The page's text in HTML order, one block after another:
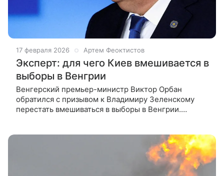
17 февраля 2026 Артем Феоктистов
Эксперт: для чего Киев вмешивается в
выборы в Венгрии
Венгерский премьер-министр Виктор Орбан
обратился с призывом к Владимиру Зеленскому
перестать вмешиваться в выборы в Венгрии.